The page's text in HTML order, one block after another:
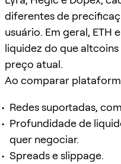
diferentes de
usuário. Em geral, ETH
liquidez do que
preço atual.
Ao comparar
Redes suportadas,
Profundidade de
quer negociar.
Spreads e slippage.